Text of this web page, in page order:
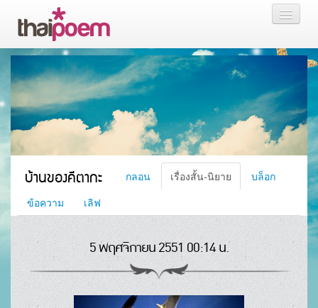
กลอน
เรื่องสั้น นิยาย
สมาชิก
หน้าส่วนตัว
บ้านของคีตากะ กลอน เรื่องสั้น-นิยาย
บล็อก
ข้อความ
เลิฟ
5 พฤศจิกายน 2551 00:14 น.